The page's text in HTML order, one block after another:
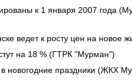
к 1 января 2007 года
ведет к росту цен на новое
на 18 % (ГТРК "Мурман")
новогодние праздники (ЖКХ